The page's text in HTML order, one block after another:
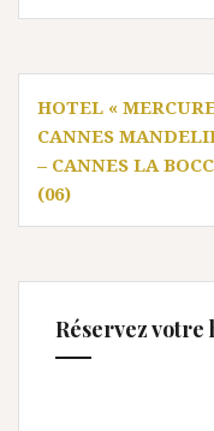
Navigation
de
l’article
HOTEL «
CANNES
– CANNES LA
(06)
Réservez